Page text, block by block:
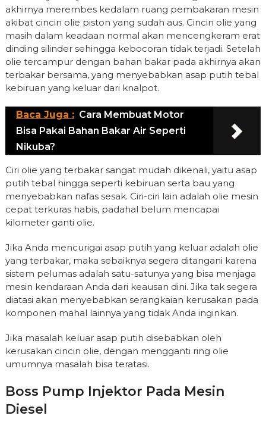
akhirnya merembes kedalam ruang pembakaran mesin
akibat cincin olie piston yang sudah aus. Cincin olie yang
masih dalam keadaan normal akan mencengkeram erat
dinding silinder sehingga kebocoran tidak terjadi. Setelah
olie tercampur dengan bahan bakar pada akhirnya akan
terbakar bersama, yang menyebabkan asap putih tebal
kebiruan yang keluar dari knalpot.
Baca Juga : Cara Membuat Motor
Bisa Pakai Bahan Bakar Air Seperti
Nikuba?
Ciri olie yang terbakar sangat mudah dikenali, yaitu asap
putih tebal hingga seperti kebiruan serta bau yang
menyebabkan nafas sesak. Ciri-ciri lain adalah olie mesin
cepat terkuras habis, padahal belum mencapai
kilometer ganti olie.
Jika Anda mencurigai asap putih yang keluar adalah olie
yang terbakar, maka sebaiknya segera ditangani karena
sistem pelumas adalah satu-satunya yang bisa menjaga
mesin kendaraan Anda dari keausan dini. Jika tak segera
diatasi akan menyebabkan serangkaian kerusakan pada
komponen mahal lainnya yang tidak Anda inginkan.
Jika masalah keluar asap putih disebabkan oleh
kerusakan cincin olie, dengan mengganti ring olie
umumnya masalah bisa teratasi.
Boss Pump Injektor Pada Mesin
Diesel